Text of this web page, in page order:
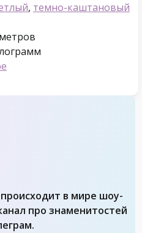
, темно-каштановый
в мире шоу-
про знаменитостей